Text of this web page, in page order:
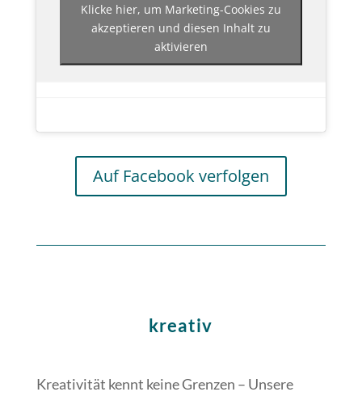
Klicke hier, um Marketing-Cookies zu
akzeptieren und diesen Inhalt zu
aktivieren
Auf Facebook verfolgen
kreativ
Kreativität kennt keine Grenzen – Unsere